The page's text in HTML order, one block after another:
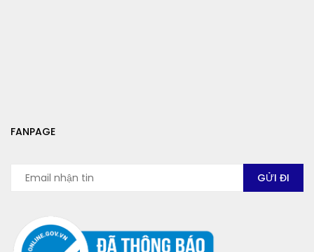
FANPAGE